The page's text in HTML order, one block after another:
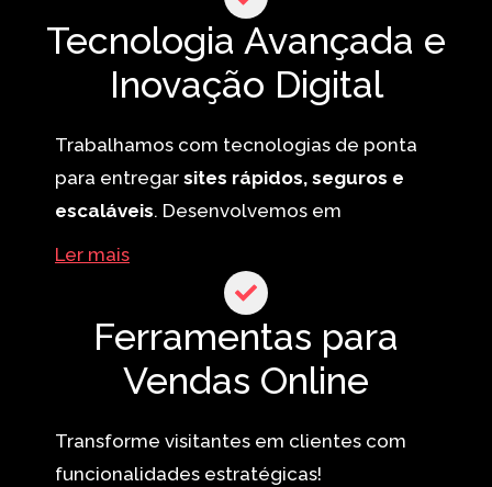
desde o código-fonte até a estrutura dos
conteúdos. Isso aumenta suas chances de
alcançar a primeira página do Google e
atrair tráfego qualificado em menos
tempo.
Tecnologia Avançada e
Inovação Digital
Trabalhamos com tecnologias de ponta
para entregar sites rápidos, seguros e
escaláveis. Desenvolvemos em
WordPress, sites estáticos, e-
commerces robustos, aplicativos e
plataformas personalizadas
tecnologia norte-americana confiável,
presente em mais de 39 milhões de sites
contínuo.
Ler mais
Ferramentas para
Vendas Online
Transforme visitantes em clientes com
funcionalidades estratégicas!